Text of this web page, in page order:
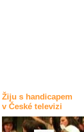
Žiju s handicapem
v České televizi